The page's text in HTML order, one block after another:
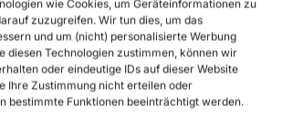
wie Cookies, um Geräteinformationen zu
zuzugreifen. Wir tun dies, um das
und um (nicht) personalisierte Werbung
diesen Technologien zustimmen, können wir
oder eindeutige IDs auf dieser Website
Ihre Zustimmung nicht erteilen oder
bestimmte Funktionen beeinträchtigt werden.
dieses Prozesses in Frage und
liegenden Motive des
Staates an. Offensichtlich sollen
in technischen und bürokratischen